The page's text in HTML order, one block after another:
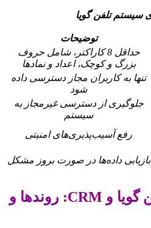
توضیحات
حداقل 8 کاراکتر، شامل حروف
بزرگ و کوچک، اعداد و نمادها
تنها به کاربران مجاز دسترسی داده
شود
جلوگیری از دسترسی غیرمجاز به
سیستم
رفع آسیب‌پذیری‌های امنیتی
بازیابی داده‌ها در صورت بروز مشکل
📈 آینده سیستم تلفن گویا و CRM: روندها و